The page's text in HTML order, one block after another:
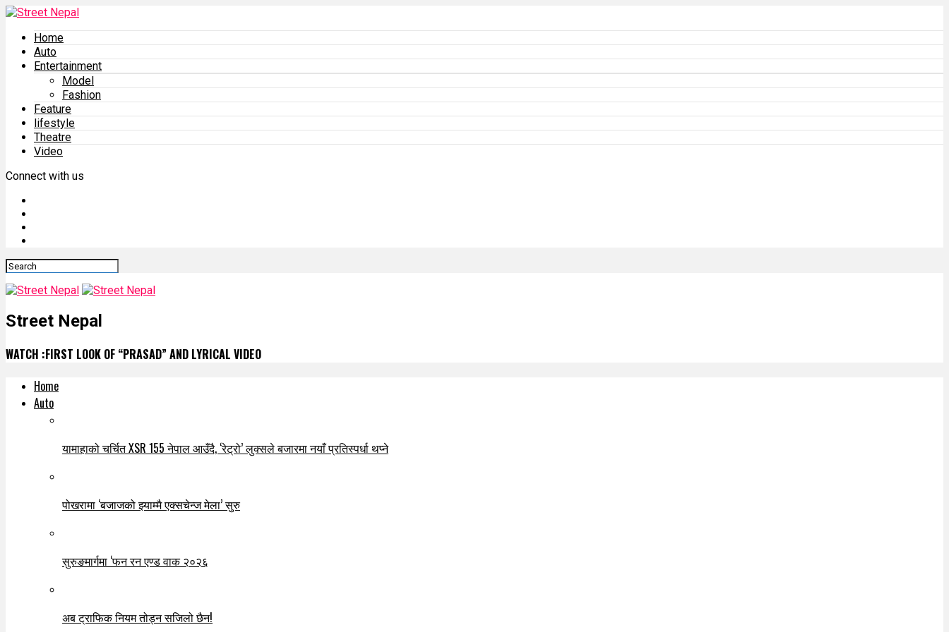
Home
Auto
Entertainment
Model
Fashion
Feature
lifestyle
Theatre
Video
Connect with us
Street Nepal
WATCH :FIRST LOOK OF “PRASAD” AND LYRICAL VIDEO
Home
Auto
यामाहाको चर्चित XSR 155 नेपाल आउँदै, ‘रेट्रो’ लुक्सले बजारमा नयाँ प्रतिस्पर्धा थप्ने
पोखरामा ‘बजाजको झ्याम्मै एक्सचेन्ज मेला’ सुरु
सुरुङमार्गमा ‘फन रन एण्ड वाक २०२६
अब ट्राफिक नियम तोड्न सजिलो छैन!